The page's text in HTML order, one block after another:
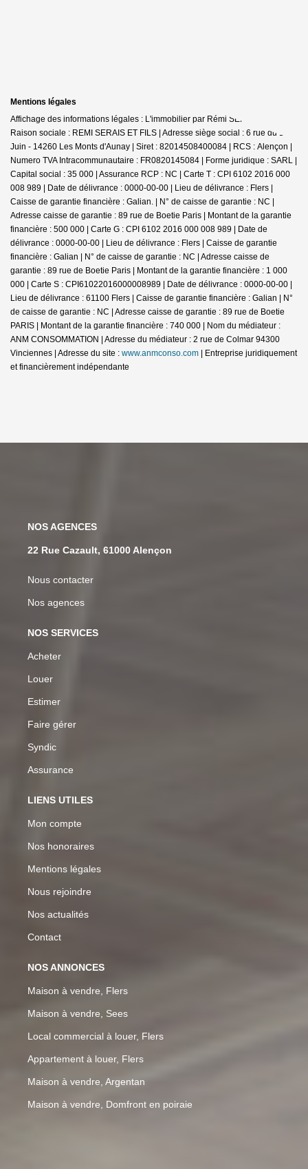
Mentions légales
Affichage des informations légales : L'immobilier par Rémi SERAIS - Aunay |
Raison sociale : REMI SERAIS ET FILS | Adresse siège social : 6 rue du 12
Juin - 14260 Les Monts d'Aunay | Siret : 82014508400084 | RCS : Alençon |
Numero TVA Intracommunautaire : FR0820145084 | Forme juridique : SARL |
Capital social : 35 000 | Assurance RCP : NC | Carte T : CPI 6102 2016 000
008 989 | Date de délivrance : 0000-00-00 | Lieu de délivrance : Flers |
Caisse de garantie financière : Galian. | N° de caisse de garantie : NC |
Adresse caisse de garantie : 89 rue de Boetie Paris | Montant de la garantie
financière : 500 000 | Carte G : CPI 6102 2016 000 008 989 | Date de
délivrance : 0000-00-00 | Lieu de délivrance : Flers | Caisse de garantie
financière : Galian | N° de caisse de garantie : NC | Adresse caisse de
garantie : 89 rue de Boetie Paris | Montant de la garantie financière : 1 000
000 | Carte S : CPI61022016000008989 | Date de délivrance : 0000-00-00 |
Lieu de délivrance : 61100 Flers | Caisse de garantie financière : Galian | N°
de caisse de garantie : NC | Adresse caisse de garantie : 89 rue de Boetie
PARIS | Montant de la garantie financière : 740 000 | Nom du médiateur :
ANM CONSOMMATION | Adresse du médiateur : 2 rue de Colmar 94300
Vinciennes | Adresse du site : www.anmconso.com | Entreprise juridiquement
et financièrement indépendante
NOS AGENCES
22 Rue Cazault, 61000 Alençon
Nous contacter
Nos agences
NOS SERVICES
Acheter
Louer
Estimer
Faire gérer
Syndic
Assurance
LIENS UTILES
Mon compte
Nos honoraires
Mentions légales
Nous rejoindre
Nos actualités
Contact
NOS ANNONCES
Maison à vendre, Flers
Maison à vendre, Sees
Local commercial à louer, Flers
Appartement à louer, Flers
Maison à vendre, Argentan
Maison à vendre, Domfront en poiraie